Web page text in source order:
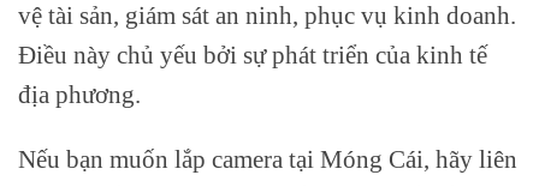
vệ tài sản, giám sát an ninh, phục vụ kinh doanh.
Điều này chủ yếu bởi sự phát triển của kinh tế
địa phương.
Nếu bạn muốn lắp camera tại Móng Cái, hãy liên